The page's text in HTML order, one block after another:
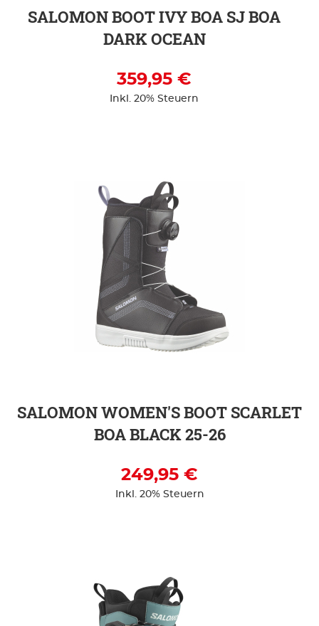
SALOMON BOOT IVY BOA SJ BOA
DARK OCEAN
359,95 €
Inkl. 20% Steuern
SALOMON WOMEN'S BOOT SCARLET
BOA BLACK 25-26
249,95 €
Inkl. 20% Steuern
ZUR DETAILSEITE